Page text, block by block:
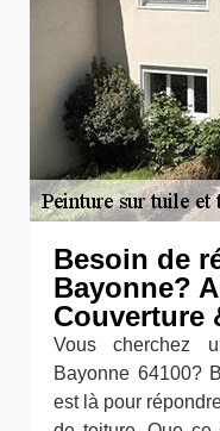
Besoin de
Bayonne?
Couverture
Vous cherchez
Bayonne 64100?
est là pour